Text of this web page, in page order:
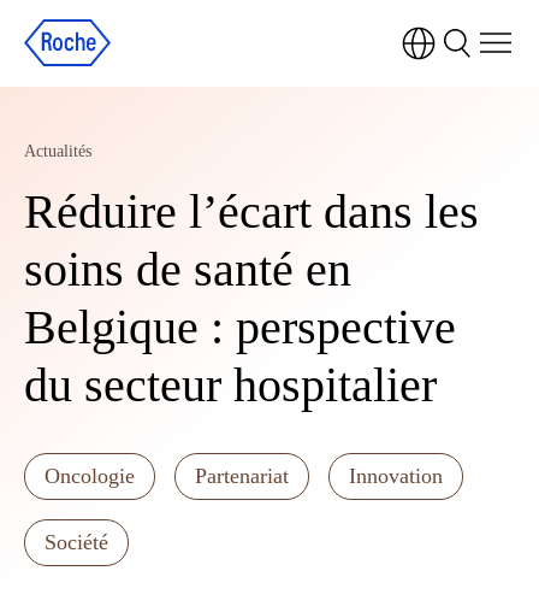
Actualités
Réduire l’écart dans les
soins de santé en
Belgique : perspective
du secteur hospitalier
Oncologie Partenariat Innovation
Société